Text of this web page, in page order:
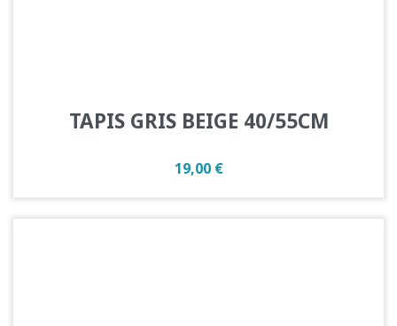
TAPIS GRIS BEIGE 40/55CM
Prix
19,00 €